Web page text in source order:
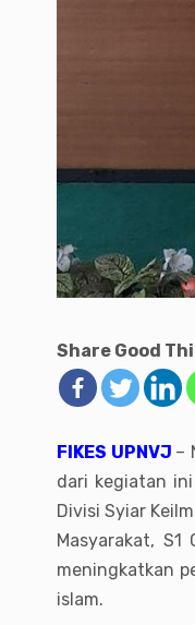
Share Good
FIKES UPNVJ –
dari kegiatan
Divisi Syiar
Masyarakat,
meningkatkan
islam.